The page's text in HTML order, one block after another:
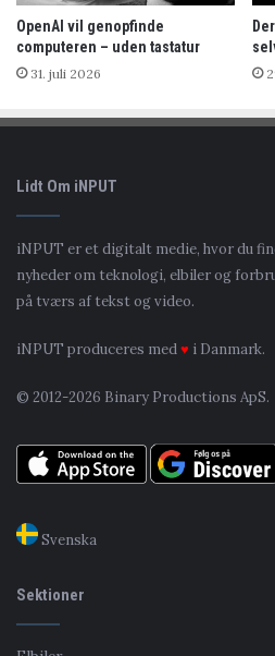
OpenAI vil genopfinde
computeren – uden tastatur
31. juli 2026
Lidt Om iNPUT
iNPUT er et digitalt medie, hvor du
nyheder om teknologi, elbiler og
på tværs af tekst og video.
iNPUT produceres med♥ i Danmark.
© 2012-2026 Binary Productions ApS.
Svenska
Sektioner